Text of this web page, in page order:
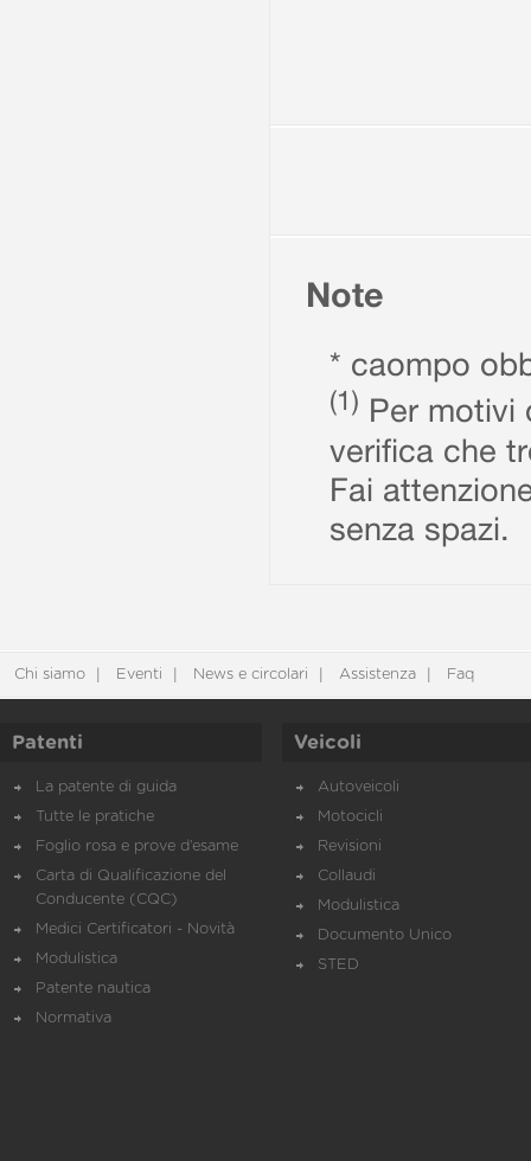
Note
* caompo
(1) Per motivi
verifica che
Fai
senza spazi.
Chi siamo Eventi News e circolari Assistenza Faq
Patenti
La patente di guida
Tutte le pratiche
Foglio rosa e prove d’esame
Carta di Qualificazione del
Conducente (CQC)
Medici Certificatori - Novità
Modulistica
Patente nautica
Normativa
Veicoli
Autoveicoli
Motocicli
Revisioni
Collaudi
Modulistica
Documento Unico
STED